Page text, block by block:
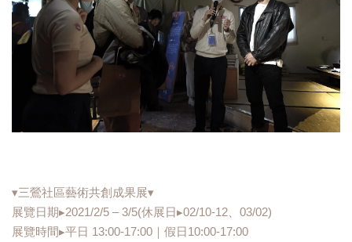
▾三鶯社區藝術共創成果展▾
展覽日期▸2021/2/5 – 3/5(休展日▸02/10-12、03/02)
展覽時間▸平日 13:00-17:00｜假日10:00-17:00